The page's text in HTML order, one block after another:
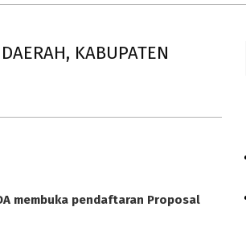
KABUPATEN
membuka pendaftaran Proposal